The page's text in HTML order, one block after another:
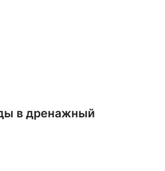
в дренажный